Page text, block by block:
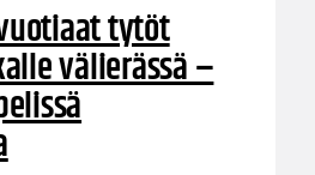
tytöt
välierässä –